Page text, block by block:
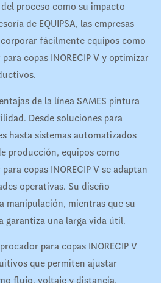
proceso como su impacto
de EQUIPSA, las empresas
fácilmente equipos como
copas INORECIP V y optimizar
de la línea SAMES pintura
Desde soluciones para
hasta sistemas automatizados
producción, equipos como
copas INORECIP V se adaptan
operativas. Su diseño
manipulación, mientras que su
garantiza una larga vida útil.
para copas INORECIP V
que permiten ajustar